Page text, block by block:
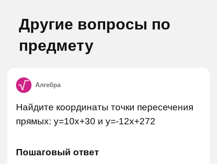
Другие вопросы по
предмету
Алгебра
Найдите координаты точки пересечения
прямых: y=10x+30 и y=-12x+272
Пошаговый ответ